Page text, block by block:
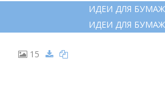
ИДЕИ ДЛЯ
ИДЕИ ДЛЯ
15